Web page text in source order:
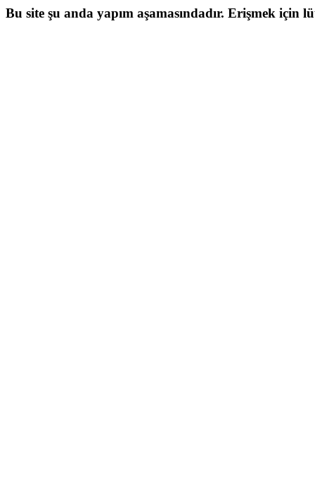
Bu site şu anda yapım aşamasındadır. Erişmek için